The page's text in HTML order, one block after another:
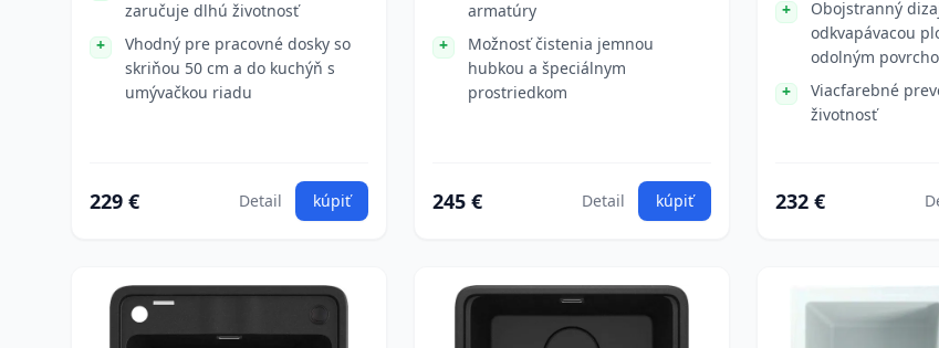
zaručuje dlhú životnosť
Vhodný pre pracovné dosky so
skriňou 50 cm a do kuchýň s
umývačkou riadu
229 € Detail kúpiť
armatúry
Možnosť čistenia jemnou
hubkou a špeciálnym
prostriedkom
245 € Detail kúpiť
Obojstranný
odkvapávacou
odolným
Viacfarebné
životnosť
232 €